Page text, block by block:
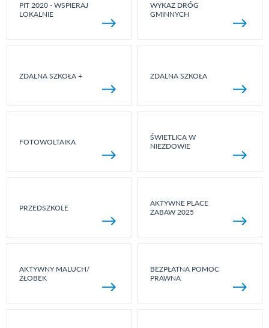
PIT 2020 - WSPIERAJ
LOKALNIE
WYKAZ DRÓG
GMINNYCH
ZDALNA SZKOŁA + ZDALNA SZKOŁA
FOTOWOLTAIKA
ŚWIETLICA W
NIEZDOWIE
PRZEDSZKOLE
AKTYWNE PLACE
ZABAW 2025
AKTYWNY MALUCH/
ŻŁOBEK
BEZPŁATNA POMOC
PRAWNA